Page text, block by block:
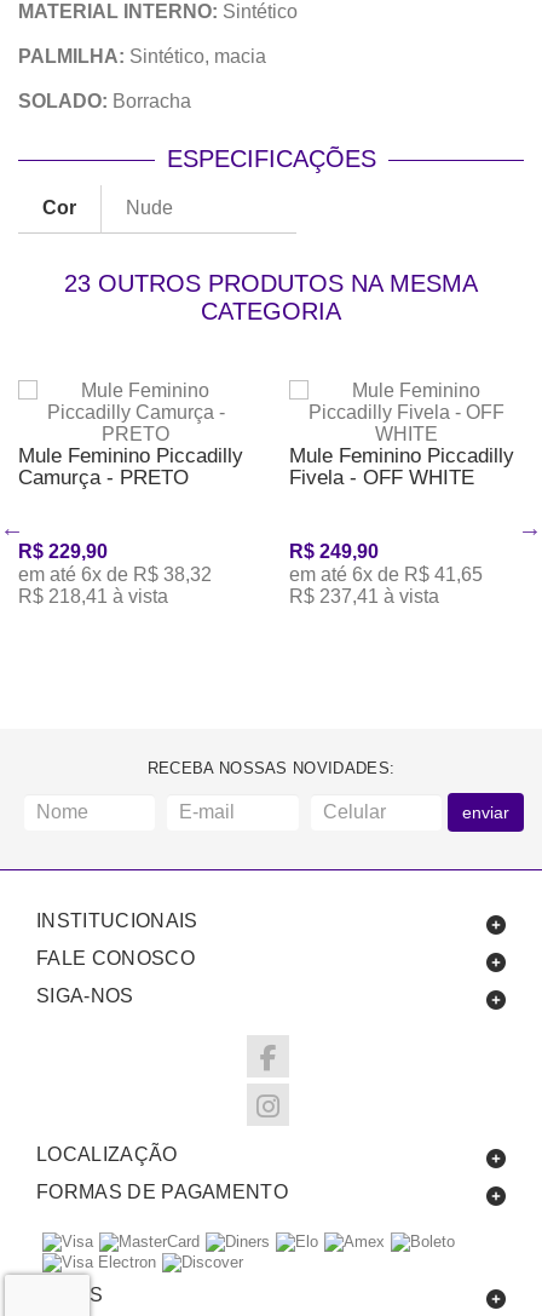
MATERIAL INTERNO: Sintético
PALMILHA: Sintético, macia
SOLADO: Borracha
ESPECIFICAÇÕES
Cor Nude
23 OUTROS PRODUTOS NA MESMA
CATEGORIA
Mule Feminino Piccadilly
Camurça - PRETO
R$ 229,90
em até 6x de R$ 38,32
R$ 218,41 à vista
Mule Feminino Piccadilly
Fivela - OFF WHITE
R$ 249,90
em até 6x de R$ 41,65
R$ 237,41 à vista
RECEBA NOSSAS NOVIDADES:
enviar
INSTITUCIONAIS
FALE CONOSCO
SIGA-NOS
LOCALIZAÇÃO
FORMAS DE PAGAMENTO
SELOS